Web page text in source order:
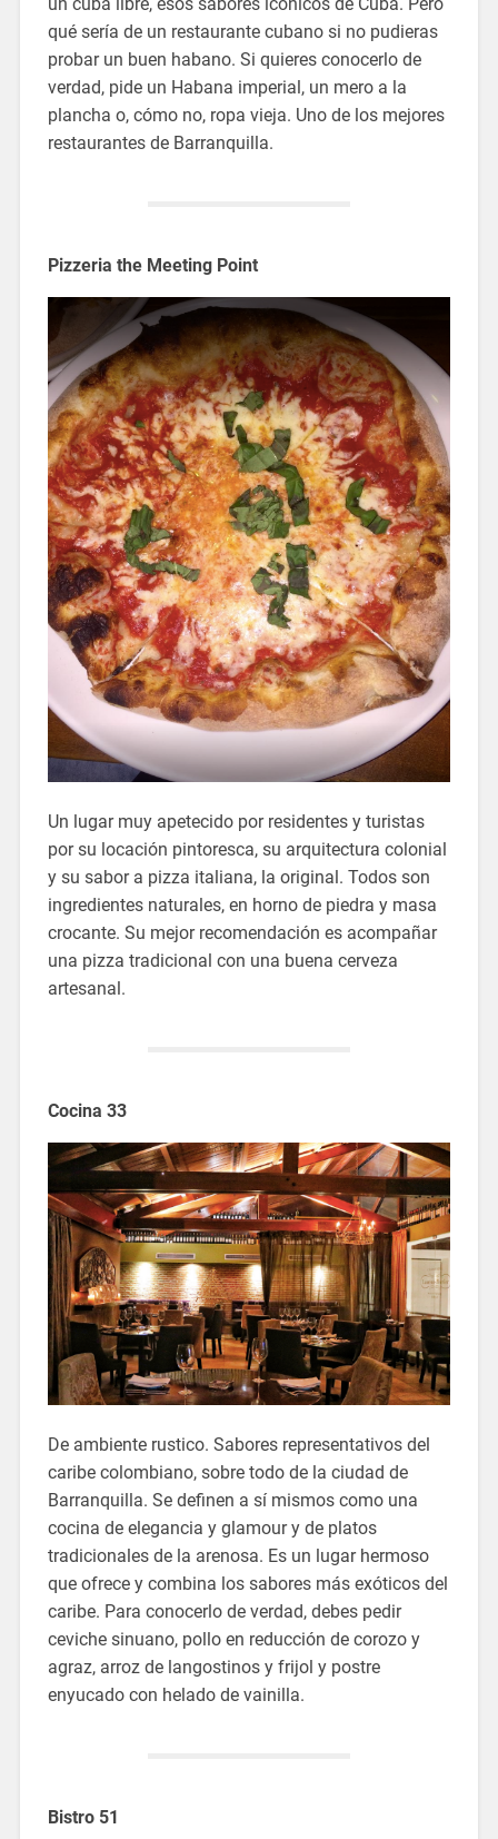
qué sería de un restaurante cubano si no pudieras
probar un buen habano. Si quieres conocerlo de
verdad, pide un Habana imperial, un mero a la
plancha o, cómo no, ropa vieja. Uno de los mejores
restaurantes de Barranquilla.
Pizzeria the Meeting Point
Un lugar muy apetecido por residentes y turistas
por su locación pintoresca, su arquitectura colonial
y su sabor a pizza italiana, la original. Todos son
ingredientes naturales, en horno de piedra y masa
crocante. Su mejor recomendación es acompañar
una pizza tradicional con una buena cerveza
artesanal.
Cocina 33
De ambiente rustico. Sabores representativos del
caribe colombiano, sobre todo de la ciudad de
Barranquilla. Se definen a sí mismos como una
cocina de elegancia y glamour y de platos
tradicionales de la arenosa. Es un lugar hermoso
que ofrece y combina los sabores más exóticos del
caribe. Para conocerlo de verdad, debes pedir
ceviche sinuano, pollo en reducción de corozo y
agraz, arroz de langostinos y frijol y postre
enyucado con helado de vainilla.
Bistro 51